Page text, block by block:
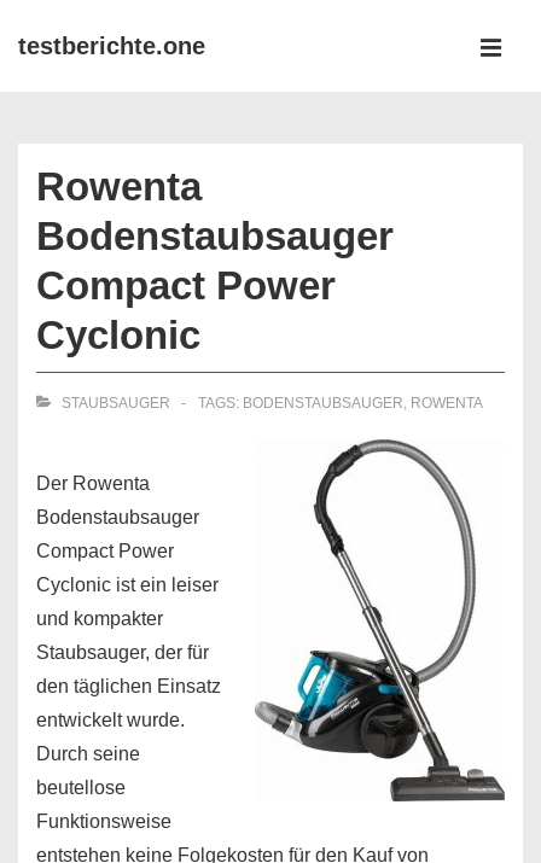
Zumtestberichte.one
Rowenta
Bodenstaubsauger
Compact Power
Cyclonic
STAUBSAUGER TAGS: BODENSTAUBSAUGER, ROWENTA
Der Rowenta
Bodenstaubsauger
Compact Power
Cyclonic ist ein leiser
und kompakter
Staubsauger, der für
den täglichen Einsatz
entwickelt wurde.
Durch seine
beutellose
Funktionsweise
entstehen keine Folgekosten für den Kauf von